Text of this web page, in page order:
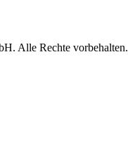
Alle Rechte vorbehalten.